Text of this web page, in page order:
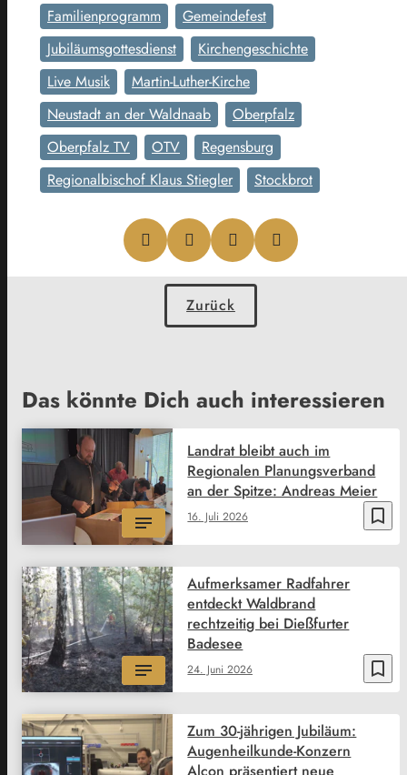
Familienprogramm
Gemeindefest
Jubiläumsgottesdienst
Kirchengeschichte
Live Musik
Martin-Luther-Kirche
Neustadt an der Waldnaab
Oberpfalz
Oberpfalz TV
OTV
Regensburg
Regionalbischof Klaus Stiegler
Stockbrot
Zurück
Das könnte Dich auch interessieren
bookmark_border
16. Juli 2026
Landrat bleibt auch im
Regionalen Planungsverband
an der Spitze: Andreas Meier
bookmark_border
24. Juni 2026
Aufmerksamer Radfahrer
entdeckt Waldbrand
rechtzeitig bei Dießfurter
Badesee
Zum 30-jährigen Jubiläum:
Augenheilkunde-Konzern